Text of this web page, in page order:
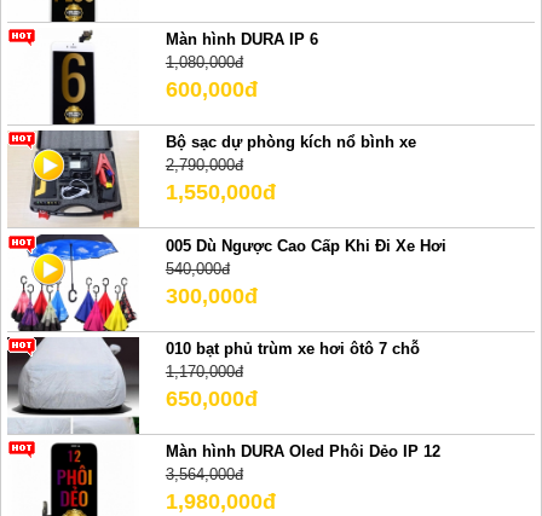
Màn hình DURA IP 6
1,080,000đ
600,000đ
Bộ sạc dự phòng kích nổ bình xe
2,790,000đ
1,550,000đ
005 Dù Ngược Cao Cấp Khi Đi Xe Hơi
540,000đ
300,000đ
010 bạt phủ trùm xe hơi ôtô 7 chỗ
1,170,000đ
650,000đ
Màn hình DURA Oled Phôi Dẻo IP 12
3,564,000đ
1,980,000đ